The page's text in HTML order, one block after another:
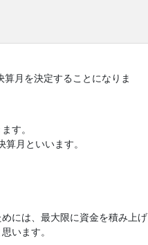
月を決定することになりま
す。
月といいます。
には、最大限に資金を積み上げ
います。